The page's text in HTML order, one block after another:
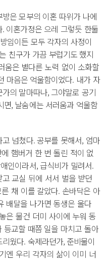
은 모부의 이혼 따위가 나에
이혼가정은 으레 그렇듯 한둘
임이든 모두 각자의 사정이
친구가 가끔 부럽기도 했지
움은 별다른 노력 없이 소화할
마음은 억울함이었다. 내가 자
의 말마따나, 그야말로 공기
, 날숨에는 서러움과 억울함
넘쳤다. 공부를 못해서, 엄마
햄버거 한 번 돌린 적이 없
인이라서, 급식비가 밀려서.
교실 뒤에 서서 벌을 받던
채 이를 갈았다. 손바닥은 아
배달을 나가면 동생은 울다
은 물건 더미 사이에 누워 동
등교할 때쯤 일을 마치고 돌아
웠다. 숙제라던가, 준비물이
엔 우리 각자의 삶이 이미 너